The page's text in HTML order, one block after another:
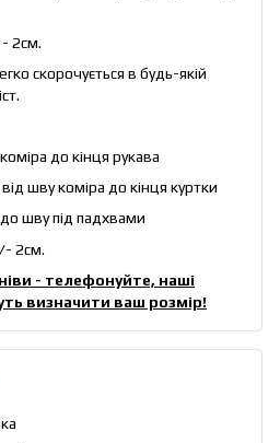
2см.
скорочується в будь-якій
до кінця рукава
шву коміра до кінця куртки
шву під падхвами
2см.
- телефонуйте, наші
визначити ваш розмір!